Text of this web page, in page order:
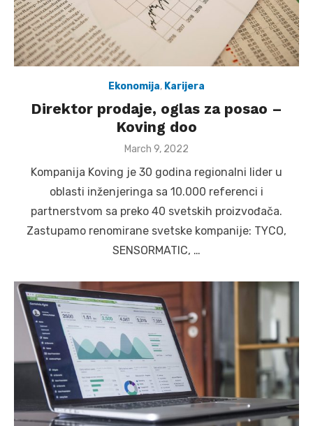
Ekonomija, Karijera
Direktor prodaje, oglas za posao –
Koving doo
Posted
March 9, 2022
Kompanija Koving je 30 godina regionalni lider u
oblasti inženjeringa sa 10.000 referenci i
partnerstvom sa preko 40 svetskih proizvođača.
Zastupamo renomirane svetske kompanije: TYCO,
SENSORMATIC, …